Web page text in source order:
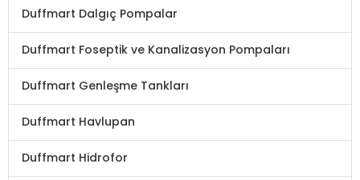
Duffmart Dalgıç Pompalar
Duffmart Foseptik ve Kanalizasyon Pompaları
Duffmart Genleşme Tankları
Duffmart Havlupan
Duffmart Hidrofor